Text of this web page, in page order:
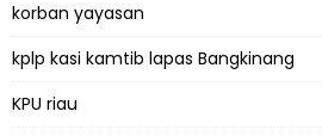
korban yayasan
kplp kasi kamtib lapas Bangkinang
KPU riau